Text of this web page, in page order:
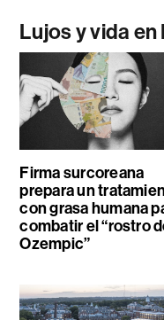
Lujos y vida
Firma surcoreana
prepara un
con grasa humana
combatir el “rostro
Ozempic”